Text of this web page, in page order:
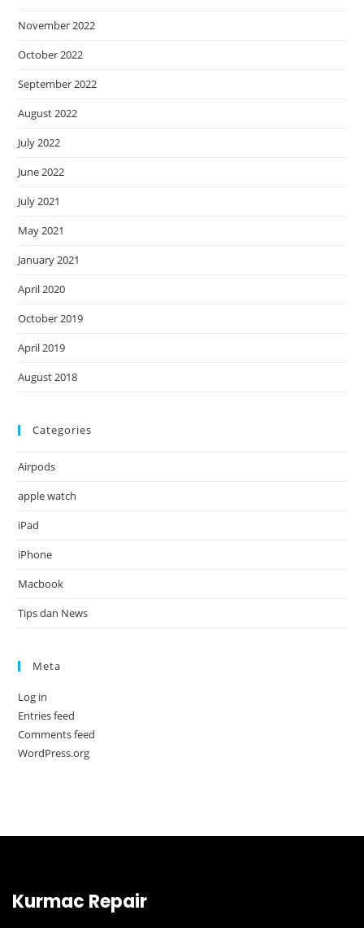
November 2022
October 2022
September 2022
August 2022
July 2022
June 2022
July 2021
May 2021
January 2021
April 2020
October 2019
April 2019
August 2018
Categories
Airpods
apple watch
iPad
iPhone
Macbook
Tips dan News
Meta
Log in
Entries feed
Comments feed
WordPress.org
Kurmac Repair